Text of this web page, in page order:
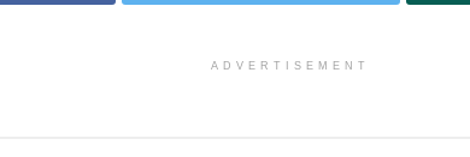
ADVERTISEMENT